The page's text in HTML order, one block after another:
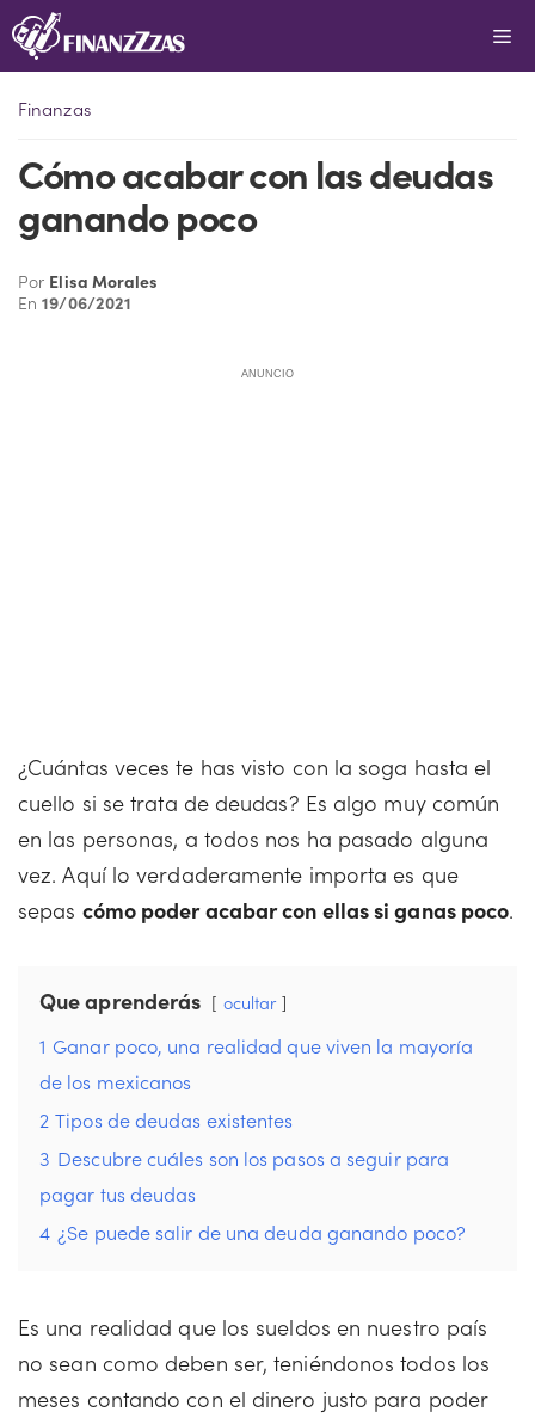
Saltar
al
Finanzas
Cómo acabar con las deudas
ganando poco
Por Elisa Morales
En19/06/2021
ANUNCIO
¿Cuántas veces te has visto con la soga hasta el
cuello si se trata de deudas? Es algo muy común
en las personas, a todos nos ha pasado alguna
vez. Aquí lo verdaderamente importa es que
sepas cómo poder acabar con ellas si ganas poco.
Que aprenderás ocultar
1 Ganar poco, una realidad que viven la mayoría
de los mexicanos
2 Tipos de deudas existentes
3 Descubre cuáles son los pasos a seguir para
pagar tus deudas
4 ¿Se puede salir de una deuda ganando poco?
Es una realidad que los sueldos en nuestro país
no sean como deben ser, teniéndonos todos los
meses contando con el dinero justo para poder